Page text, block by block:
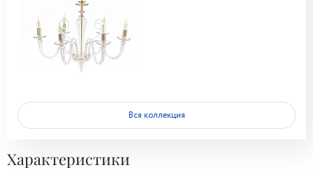
Вся коллекция
Характеристики